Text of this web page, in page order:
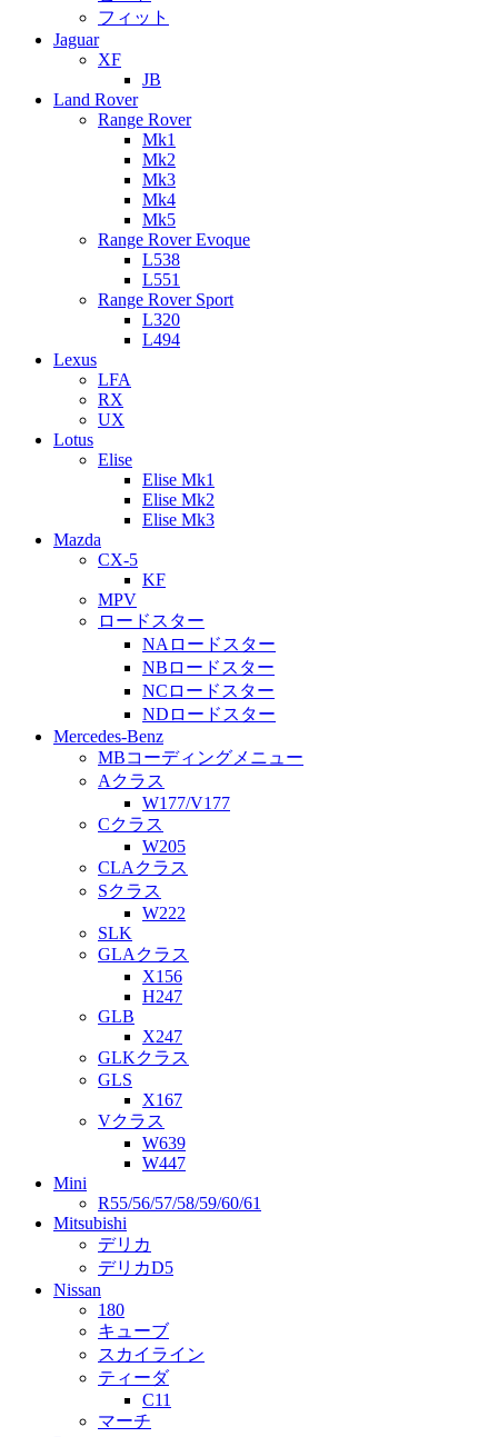
フィット
Jaguar
XF
JB
Land Rover
Range Rover
Mk1
Mk2
Mk3
Mk4
Mk5
Range Rover Evoque
L538
L551
Range Rover Sport
L320
L494
Lexus
LFA
RX
UX
Lotus
Elise
Elise Mk1
Elise Mk2
Elise Mk3
Mazda
CX-5
KF
MPV
ロードスター
NAロードスター
NBロードスター
NCロードスター
NDロードスター
Mercedes-Benz
MBコーディングメニュー
Aクラス
W177/V177
Cクラス
W205
CLAクラス
Sクラス
W222
SLK
GLAクラス
X156
H247
GLB
X247
GLKクラス
GLS
X167
Vクラス
W639
W447
Mini
R55/56/57/58/59/60/61
Mitsubishi
デリカ
デリカD5
Nissan
180
キューブ
スカイライン
ティーダ
C11
マーチ